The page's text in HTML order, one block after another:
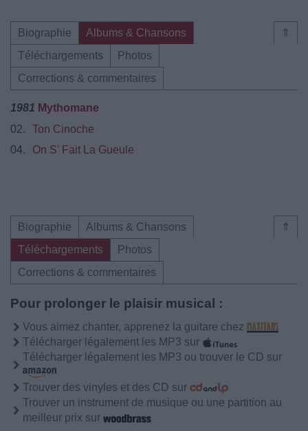
⇑
Biographie
Albums & Chansons
Téléchargements
Photos
Corrections & commentaires
1981 Mythomane
02.
Ton Cinoche
04.
On S' Fait La Gueule
⇑
Biographie
Albums & Chansons
Téléchargements
Photos
Corrections & commentaires
Pour prolonger le plaisir musical :
Vous aimez chanter, apprenez la guitare chez
Télécharger légalement les MP3 sur
Télécharger légalement les MP3 ou trouver le CD sur
Trouver des vinyles et des CD sur
Trouver un instrument de musique ou une partition au
meilleur prix sur